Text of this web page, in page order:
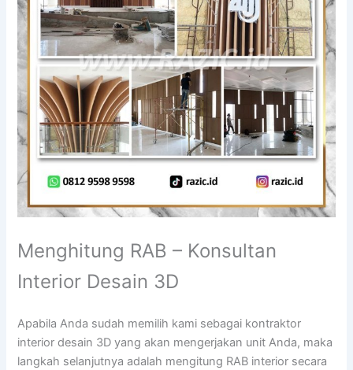
Menghitung RAB – Konsultan
Interior Desain 3D
Apabila Anda sudah memilih kami sebagai kontraktor
interior desain 3D yang akan mengerjakan unit Anda, maka
langkah selanjutnya adalah mengitung RAB interior secara